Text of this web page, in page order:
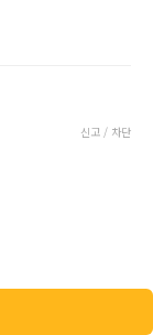
신고 / 차단